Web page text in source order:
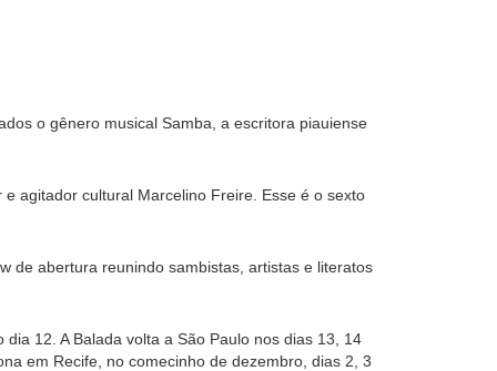
o gênero musical Samba, a escritora piauiense
agitador cultural Marcelino Freire. Esse é o sexto
de abertura reunindo sambistas, artistas e literatos
12. A Balada volta a São Paulo nos dias 13, 14
em Recife, no comecinho de dezembro, dias 2, 3